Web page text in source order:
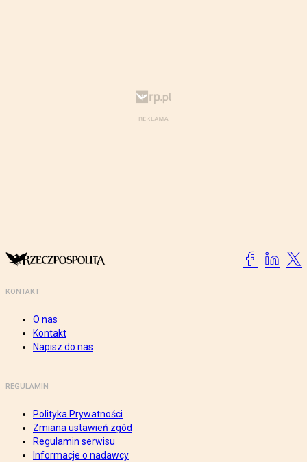
KONTAKT
O nas
Kontakt
Napisz do nas
REGULAMIN
Polityka Prywatności
Zmiana ustawień zgód
Regulamin serwisu
Informacje o nadawcy